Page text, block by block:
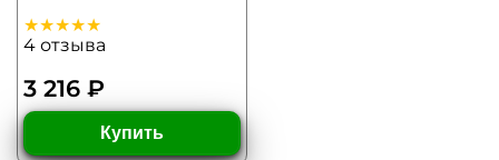
4 отзыва
3 216 ₽
Купить